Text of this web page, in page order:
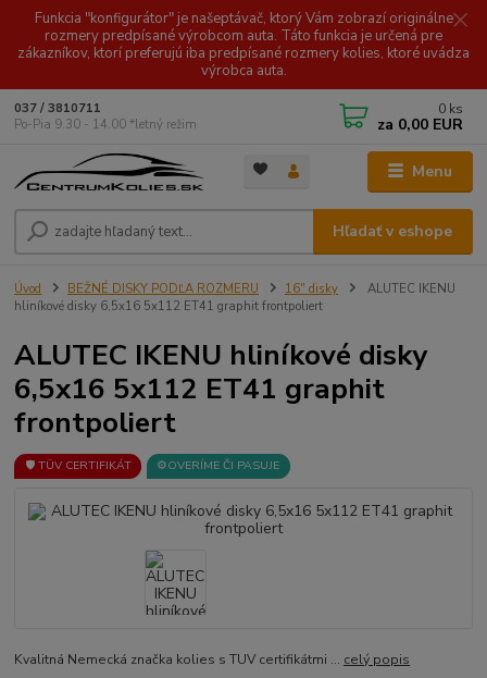
Funkcia "konfigurátor" je našeptávač, ktorý Vám zobrazí originálne
rozmery predpísané výrobcom auta. Táto funkcia je určená pre
zákazníkov, ktorí preferujú iba predpísané rozmery kolies, ktoré uvádza
výrobca auta.
Menu
Hľadať v eshope
037 / 3810711
Po-Pia 9.30 - 14.00 *letný režim
0 ks
za 0,00 EUR
Úvod BEŽNÉ DISKY PODĽA ROZMERU 16" disky
ALUTEC IKENU
hliníkové disky 6,5x16 5x112 ET41 graphit frontpoliert
ALUTEC IKENU hliníkové disky
6,5x16 5x112 ET41 graphit
frontpoliert
🛡️ TÜV CERTIFIKÁT ⚙️OVERÍME ČI PASUJE
Kvalitná Nemecká značka kolies s TUV certifikátmi ... celý popis